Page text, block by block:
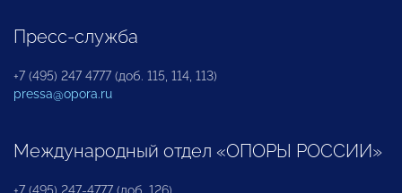
Пресс-служба
+7 (495) 247 4777 (доб. 115, 114, 113)
pressa@opora.ru
Международный отдел «ОПОРЫ РОССИИ»